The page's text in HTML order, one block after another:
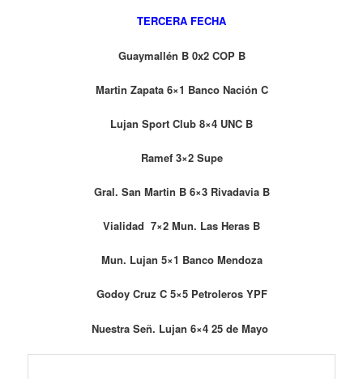
TERCERA FECHA
Guaymallén B 0x2 COP B
Martin Zapata 6×1 Banco Nación C
Lujan Sport Club 8×4 UNC B
Ramef 3×2 Supe
Gral. San Martin B 6×3 Rivadavia B
Vialidad 7×2 Mun. Las Heras B
Mun. Lujan 5×1 Banco Mendoza
Godoy Cruz C 5×5 Petroleros YPF
Nuestra Señ. Lujan 6×4 25 de Mayo